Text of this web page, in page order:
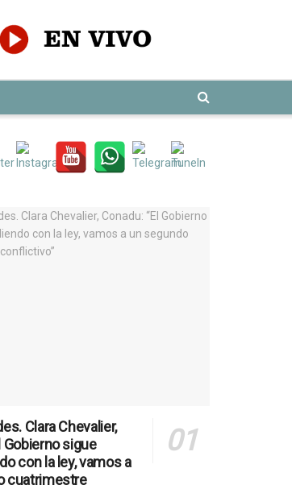
Clara Chevalier,
Gobierno sigue
con la ley, vamos a
cuatrimestre